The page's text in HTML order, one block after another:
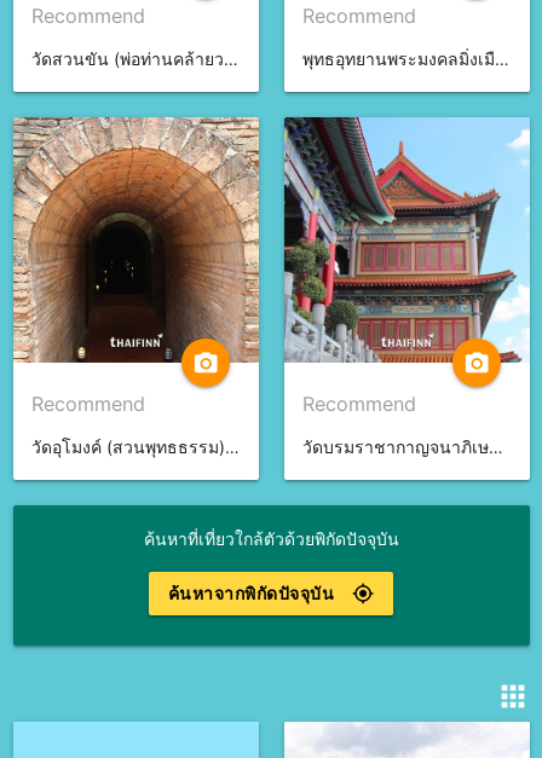
Recommend
วัดสวนขัน (พ่อท่านคล้ายวาจาสิทธิ์) จ.นครศรีธรรมราช
Recommend
พุทธอุทยานพระมงคลมิ่งเมือง จ.อำนาจเจริญ
camera_alt
Recommend
วัดอุโมงค์ (สวนพุทธธรรม) จ.เชียงใหม่
camera_alt
Recommend
วัดบรมราชากาญจนาภิเษกอนุสรณ์ จ.นนทบุรี
ค้นหาที่เที่ยวใกล้ตัวด้วยพิกัดปัจจุบัน
gps_fixed
ค้นหาจากพิกัดปัจจุบัน
apps